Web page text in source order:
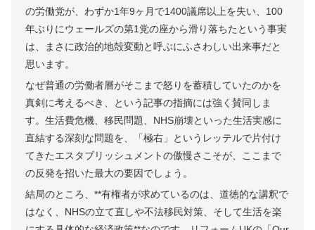
の労働党が、わずか1年9ヶ月で1400議席以上を失い、100
年ぶりにウェールズの第1党の座から滑り落ちたという事実
は、まさに政治的地殻変動と呼ぶにふさわしい出来事だと
思います。
なぜ普通の労働者層がそこまで怒りを蓄積していたのかを
真剣に考えるべき、という記事の指摘には強く賛同しま
す。生活費危機、移民問題、NHS崩壊といった生活実感に
直結する深刻な問題を、「極右」というレッテルで片付け
てきたエスタブリッシュメントの傲慢さこそが、ここまで
の反発を招いた最大の要因でしょう。
結局のところ、**有権者が求めているのは、道徳的な講釈で
はなく、NHSの立て直しや不法移民対策、そして生活を楽